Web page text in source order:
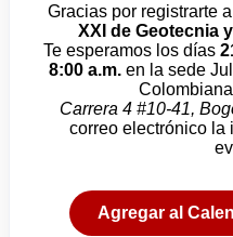
Gracias por registrarte
XXI de Geotecnia
Te esperamos los días
8:00 a.m. en la sede
Carrera 4 #10-41,
correo electrónico la
Agregar al